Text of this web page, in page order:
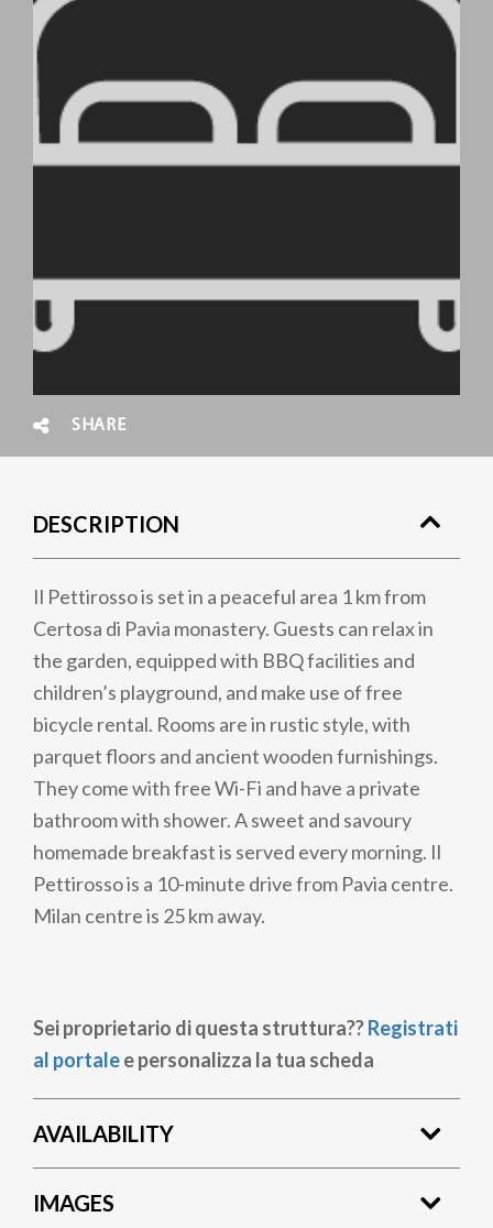
SHARE
DESCRIPTION
Il Pettirosso is set in a peaceful area 1 km from
Certosa di Pavia monastery. Guests can relax in
the garden, equipped with BBQ facilities and
children’s playground, and make use of free
bicycle rental. Rooms are in rustic style, with
parquet floors and ancient wooden furnishings.
They come with free Wi-Fi and have a private
bathroom with shower. A sweet and savoury
homemade breakfast is served every morning. Il
Pettirosso is a 10-minute drive from Pavia centre.
Milan centre is 25 km away.
Sei proprietario di questa struttura??Registrati
al portalee personalizza la tua scheda
AVAILABILITY
IMAGES